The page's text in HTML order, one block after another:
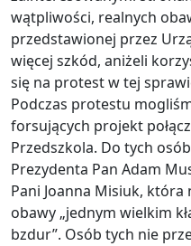
wątpliwości, realnych
przedstawionej przez
więcej szkód, aniżeli
się na protest w tej
Podczas protestu
forsujących projekt
Przedszkola. Do tych
Prezydenta Pan Adam
Pani Joanna Misiuk, która
obawy „jednym wielkim
bzdur”. Osób tych nie